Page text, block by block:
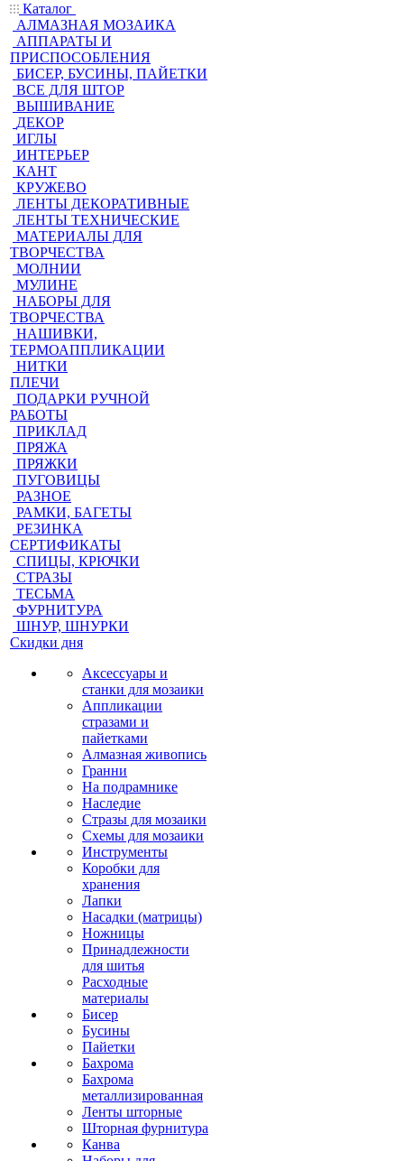
Каталог
АЛМАЗНАЯ МОЗАИКА
АППАРАТЫ И
ПРИСПОСОБЛЕНИЯ
БИСЕР, БУСИНЫ, ПАЙЕТКИ
ВСЕ ДЛЯ ШТОР
ВЫШИВАНИЕ
ДЕКОР
ИГЛЫ
ИНТЕРЬЕР
КАНТ
КРУЖЕВО
ЛЕНТЫ ДЕКОРАТИВНЫЕ
ЛЕНТЫ ТЕХНИЧЕСКИЕ
МАТЕРИАЛЫ ДЛЯ
ТВОРЧЕСТВА
МОЛНИИ
МУЛИНЕ
НАБОРЫ ДЛЯ
ТВОРЧЕСТВА
НАШИВКИ,
ТЕРМОАППЛИКАЦИИ
НИТКИ
ПЛЕЧИ
ПОДАРКИ РУЧНОЙ
РАБОТЫ
ПРИКЛАД
ПРЯЖА
ПРЯЖКИ
ПУГОВИЦЫ
РАЗНОЕ
РАМКИ, БАГЕТЫ
РЕЗИНКА
СЕРТИФИКАТЫ
СПИЦЫ, КРЮЧКИ
СТРАЗЫ
ТЕСЬМА
ФУРНИТУРА
ШНУР, ШНУРКИ
Скидки дня
Аксессуары и
станки для мозаики
Аппликации
стразами и
пайетками
Алмазная живопись
Гранни
На подрамнике
Наследие
Стразы для мозаики
Схемы для мозаики
Инструменты
Коробки для
хранения
Лапки
Насадки (матрицы)
Ножницы
Принадлежности
для шитья
Расходные
материалы
Бисер
Бусины
Пайетки
Бахрома
Бахрома
металлизированная
Ленты шторные
Шторная фурнитура
Канва